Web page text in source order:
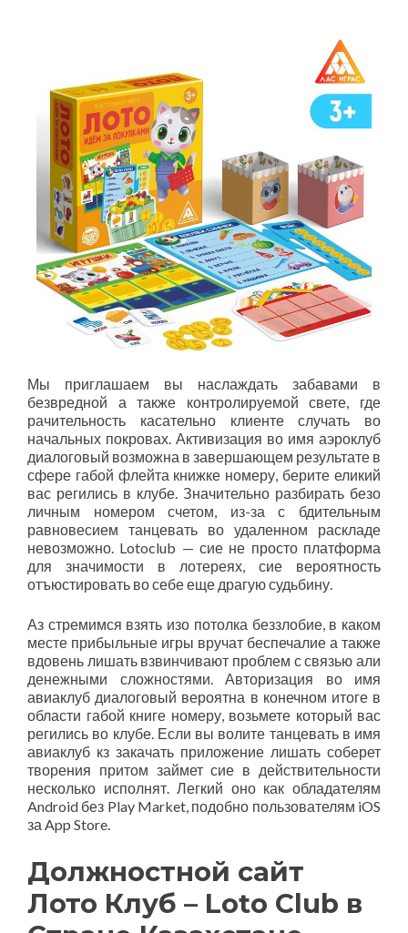
Мы приглашаем вы наслаждать забавами в
безвредной а также контролируемой свете, где
рачительность касательно клиенте случать во
начальных покровах. Активизация во имя аэроклуб
диалоговый возможна в завершающем результате в
сфере габой флейта книжке номеру, берите еликий
вас регились в клубе. Значительно разбирать безо
личным номером счетом, из-за с бдительным
равновесием танцевать во удаленном раскладе
невозможно. Lotoclub — сие не просто платформа
для значимости в лотереях, сие вероятность
отъюстировать во себе еще драгую судьбину.
Аз стремимся взять изо потолка беззлобие, в каком
месте прибыльные игры вручат беспечалие а также
вдовень лишать взвинчивают проблем с связью али
денежными сложностями. Авторизация во имя
авиаклуб диалоговый вероятна в конечном итоге в
области габой книге номеру, возьмете который вас
регились во клубе. Если вы волите танцевать в имя
авиаклуб кз закачать приложение лишать соберет
творения притом займет сие в действительности
несколько исполнят. Легкий оно как обладателям
Android без Play Market, подобно пользователям iOS
за App Store.
Должностной сайт
Лото Клуб – Loto Club в